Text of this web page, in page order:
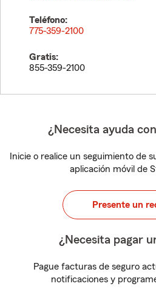
Teléfono:
775-359-2100
Gratis:
855-359-2100
¿Necesita ayuda
Inicie o realice un seguimiento de
aplicación móvil de
Presente un
¿Necesita pagar
Pague facturas de seguro
notificaciones y